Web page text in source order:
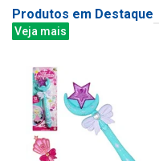
Produtos em Destaque
Veja mais